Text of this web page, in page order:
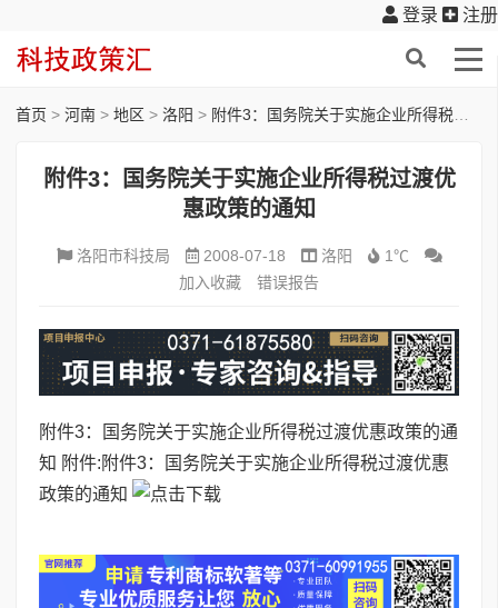
登录 注册
首页 > 河南 > 地区 > 洛阳 > 附件3：国务院关于实施企业所得税过渡优惠政策的通知
附件3：国务院关于实施企业所得税过渡优
惠政策的通知
洛阳市科技局 2008-07-18 洛阳
1℃
加入收藏
错误报告
附件3：国务院关于实施企业所得税过渡优惠政策的通
知 附件: 附件3：国务院关于实施企业所得税过渡优惠
政策的通知